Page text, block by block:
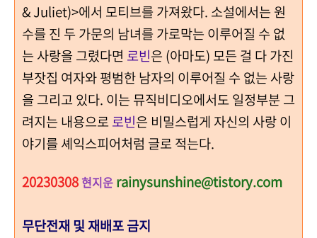
& Juliet)>에서 모티브를 가져왔다. 소설에서는 원
수를 진 두 가문의 남녀를 가로막는 이루어질 수 없
는 사랑을 그렸다면 로빈은 (아마도) 모든 걸 다 가진
부잣집 여자와 평범한 남자의 이루어질 수 없는 사랑
을 그리고 있다. 이는 뮤직비디오에서도 일정부분 그
려지는 내용으로로빈은 비밀스럽게 자신의 사랑 이
야기를 셰익스피어처럼 글로 적는다.
20230308 현지운 rainysunshine@tistory.com
무단전재 및 재배포 금지